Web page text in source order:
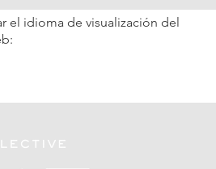
el idioma de visualización del